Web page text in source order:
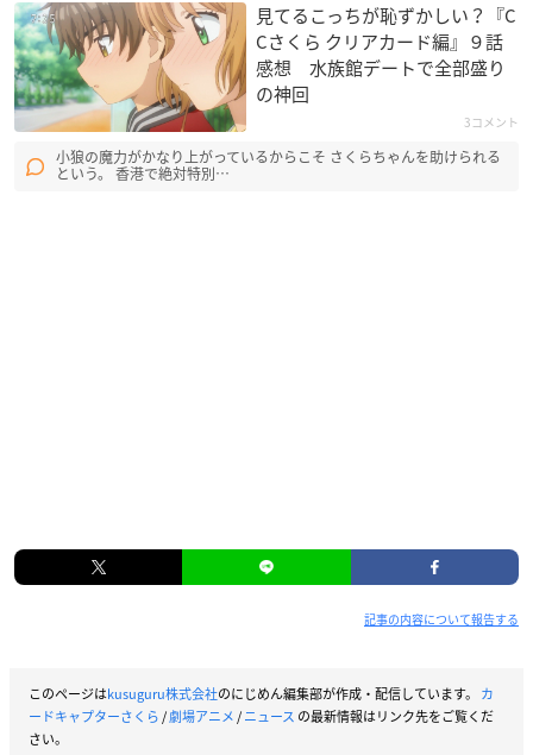
見てるこっちが恥ずかしい？『C
Cさくら クリアカード編』９話
感想 水族館デートで全部盛り
の神回
3コメント
小狼の魔力がかなり上がっているからこそ さくらちゃんを助けられる
という。 香港で絶対特別…
記事の内容について報告する
このページはkusuguru株式会社のにじめん編集部が作成・配信しています。 カ
ードキャプターさくら/劇場アニメ/ニュース の最新情報はリンク先をご覧くだ
さい。